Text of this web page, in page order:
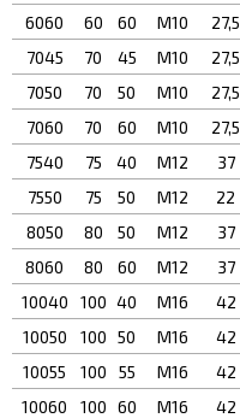
6060
60 60 М10 27,5
7045
70 45 М10 27,5
7050
70 50 М10 27,5
7060
70 60 М10 27,5
7540
75 40 М12 37
7550
75 50 М12 22
8050
80 50 М12 37
8060
80 60 М12 37
10040
100 40 М16 42
10050
100 50 М16 42
10055
100 55 М16 42
10060
100 60 М16 42